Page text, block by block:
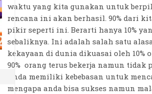
waktu yang kita gunakan untuk
rencana ini akan berhasil. 90% dari
pikir seperti ini. Berarti hanya 10%
sebaliknya. Ini adalah salah satu
kekayaan di dunia dikuasai oleh 10%
90% orang terus bekerja namun tidak
Anda memiliki kebebasan untuk
mengapa anda bisa sukses namun